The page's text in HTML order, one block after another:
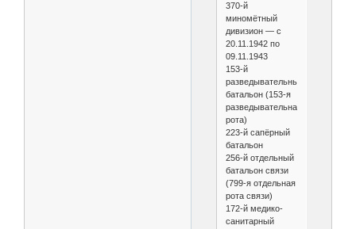
370-й
миномётный
дивизион — с
20.11.1942 по
09.11.1943
153-й
разведывательный
батальон (153-я
разведывательная
рота)
223-й сапёрный
батальон
256-й отдельный
батальон связи
(799-я отдельная
рота связи)
172-й медико-
санитарный